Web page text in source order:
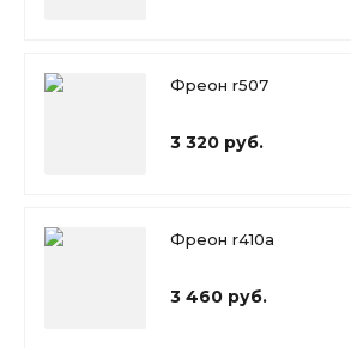
Фреон r507
3 320 руб.
Фреон r410a
3 460 руб.